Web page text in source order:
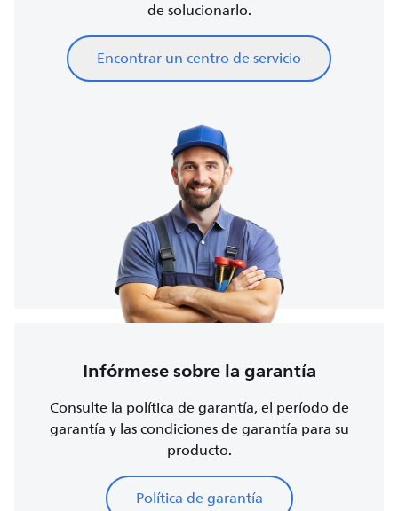
de solucionarlo.
Encontrar un centro de servicio
Infórmese sobre la garantía
Consulte la política de garantía, el período de
garantía y las condiciones de garantía para su
producto.
Política de garantía